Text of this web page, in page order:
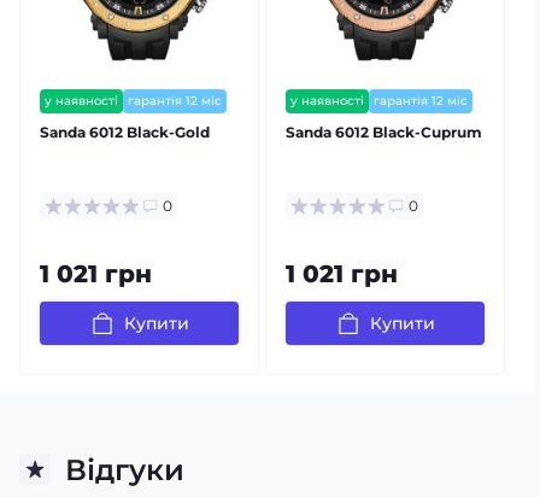
разом із годинником Sanda!
у наявності гарантія 12 міс
Sanda 6012 Black-Gold
0
1 021 грн
Купити
у наявності гарантія 12 міс
Sanda 6012 Black-Cuprum
0
1 021 грн
Купити
Відгуки